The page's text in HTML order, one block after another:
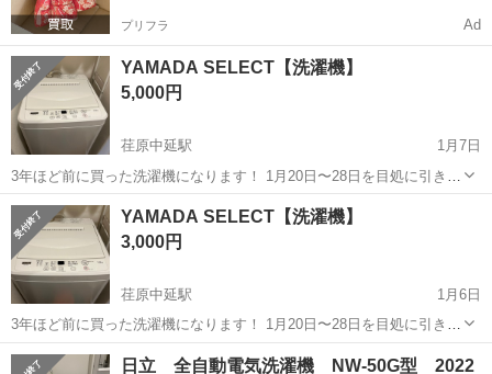
プリフラ Ad
YAMADA SELECT【洗濯機】
5,000円
荏原中延駅
1月7日
3年ほど前に買った洗濯機になります！ 1月20日〜28日を目処に引き取
り希望になります🙇 ・サイズ 横:48㎝、縦80㎝、奥行き48㎝ ・容量
7.0kg 引っ越しに伴い、次の方にお渡し出来れば幸いです。 何...
東京 品川区 生活家電 SELECT
YAMADA SELECT【洗濯機】
3,000円
荏原中延駅
1月6日
3年ほど前に買った洗濯機になります！ 1月20日〜28日を目処に引き取
り希望になります🙇 ・サイズ 横:48㎝、縦80㎝、奥行き48㎝ ・容量
7.0kg 引っ越しに伴い、次の方にお渡し出来れば幸いです。 何か
東京 品川区 荏原中延駅 生活家電
日立 全自動電気洗濯機 NW-50G型 2022